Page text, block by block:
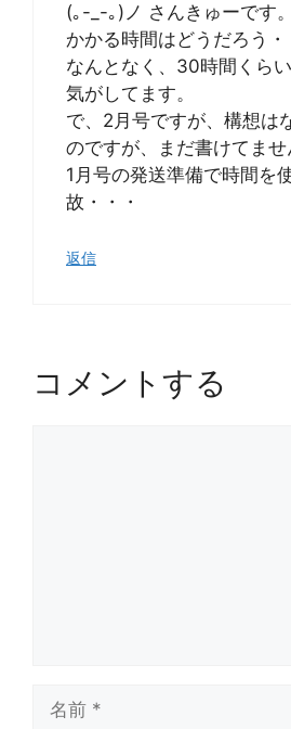
(｡-_-｡)ノ さんきゅーです。
かかる時間はどうだろう・
なんとなく、30時間くら
気がしてます。
で、2月号ですが、構想は
のですが、まだ書けてませ
1月号の発送準備で時間を
故・・・
返信
コメントする